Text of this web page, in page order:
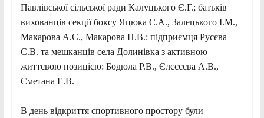
Павлівської сільської ради Калуцького Є.Г.; батьків
вихованців секції боксу Яцюка С.А., Залецького І.М.,
Макарова А.Є., Макарова Н.В.; підприємця Русєва
С.В. та мешканців села Долинівка з активною
життєвою позицією: Бодюла Р.В., Єлєсєєва А.В.,
Сметана Е.В.
В день відкриття спортивного простору були